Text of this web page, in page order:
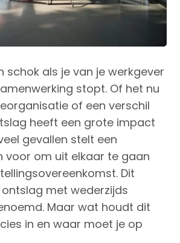
schok als je van je werkgever
stopt. Of het nu
of een verschil
heeft een grote impact
gevallen stelt een
voor om uit elkaar te gaan
Dit
met wederzijds
Maar wat houdt dit
in en waar moet je op